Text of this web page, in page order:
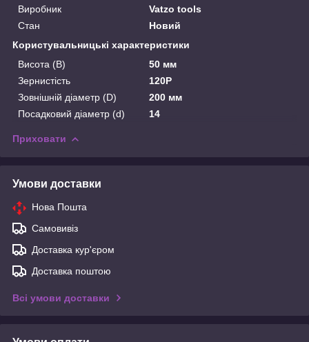
Виробник
Vatzo tools
Стан
Новий
Користувальницькі характеристики
Висота (B)
50 мм
Зернистість
120P
Зовнішній діаметр (D)
200 мм
Посадковий діаметр (d)
14
Приховати
Умови доставки
Нова Пошта
Самовивіз
Доставка кур'єром
Доставка поштою
Всі умови доставки